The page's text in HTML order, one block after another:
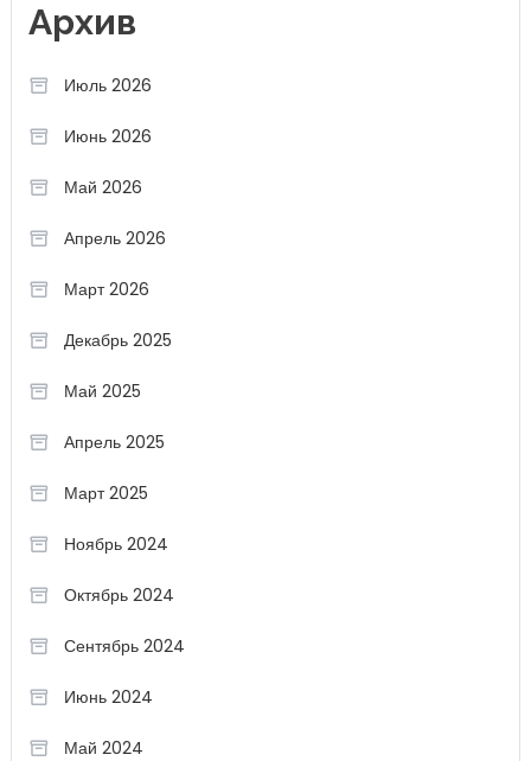
Архив
Июль 2026
Июнь 2026
Май 2026
Апрель 2026
Март 2026
Декабрь 2025
Май 2025
Апрель 2025
Март 2025
Ноябрь 2024
Октябрь 2024
Сентябрь 2024
Июнь 2024
Май 2024